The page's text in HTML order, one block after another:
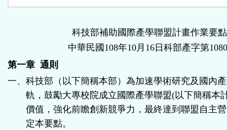
科技部補助國際產學聯盟計畫作業要點
中華民國108年10月16日科部產字第
第一章 通則
一、科技部（以下簡稱本部）為加速學術研究及國內
軌，鼓勵大專校院成立國際產學聯盟(以下簡稱本
價值，強化前瞻創新競爭力，最終達到聯盟自主
定本要點。